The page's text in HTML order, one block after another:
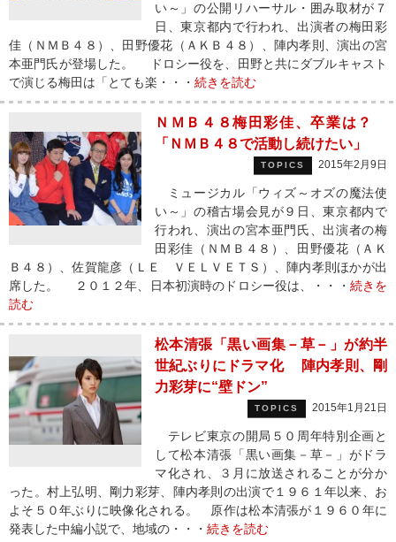
い～」の公開リハーサル・囲み取材が７
日、東京都内で行われ、出演者の梅田彩
佳（ＮＭＢ４８）、田野優花（ＡＫＢ４８）、陣内孝則、演出の宮
本亜門氏が登場した。 ドロシー役を、田野と共にダブルキャスト
で演じる梅田は「とても楽・・・ 続きを読む
ＮＭＢ４８梅田彩佳、卒業は？
「ＮＭＢ４８で活動し続けたい」
TOPICS 2015年2月9日
ミュージカル「ウィズ～オズの魔法使
い～」の稽古場会見が９日、東京都内で
行われ、演出の宮本亜門氏、出演者の梅
田彩佳（ＮＭＢ４８）、田野優花（ＡＫ
Ｂ４８）、佐賀龍彦（ＬＥ ＶＥＬＶＥＴＳ）、陣内孝則ほかが出
席した。 ２０１２年、日本初演時のドロシー役は、・・・ 続きを
読む
松本清張「黒い画集－草－」が約半
世紀ぶりにドラマ化 陣内孝則、剛
力彩芽に“壁ドン”
TOPICS 2015年1月21日
テレビ東京の開局５０周年特別企画と
して松本清張「黒い画集－草－」がドラ
マ化され、３月に放送されることが分か
った。村上弘明、剛力彩芽、陣内孝則の出演で１９６１年以来、お
よそ５０年ぶりに映像化される。 原作は松本清張が１９６０年に
発表した中編小説で、地域の・・・ 続きを読む